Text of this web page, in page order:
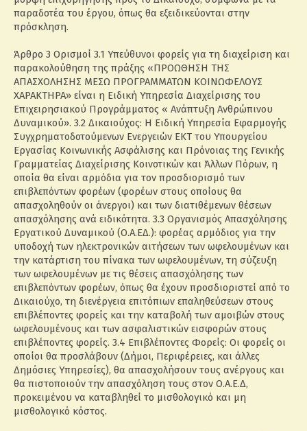
παραδοτέα του έργου, όπως θα εξειδικεύονται στην
πρόσκληση.
Άρθρο 3 Ορισμοί 3.1 Υπεύθυνοι φορείς για τη διαχείριση και
παρακολούθηση της πράξης «ΠΡΟΩΘΗΣΗ ΤΗΣ
ΑΠΑΣΧΟΛΗΣΗΣ ΜΕΣΩ ΠΡΟΓΡΑΜΜΑΤΩΝ ΚΟΙΝΩΦΕΛΟΥΣ
ΧΑΡΑΚΤΗΡΑ» είναι η Ειδική Υπηρεσία Διαχείρισης του
Επιχειρησιακού Προγράμματος « Ανάπτυξη Ανθρώπινου
Δυναμικού». 3.2 Δικαιούχος: Η Ειδική Υπηρεσία Εφαρμογής
Συγχρηματοδοτούμενων Ενεργειών ΕΚΤ του Υπουργείου
Εργασίας Κοινωνικής Ασφάλισης και Πρόνοιας της Γενικής
Γραμματείας Διαχείρισης Κοινοτικών και Άλλων Πόρων, η
οποία θα είναι αρμόδια για τον προσδιορισμό των
επιβλεπόντων φορέων (φορέων στους οποίους θα
απασχοληθούν οι άνεργοι) και των διατιθέμενων θέσεων
απασχόλησης ανά ειδικότητα. 3.3 Οργανισμός Απασχόλησης
Εργατικού Δυναμικού (Ο.Α.ΕΔ.): φορέας αρμόδιος για την
υποδοχή των ηλεκτρονικών αιτήσεων των ωφελουμένων και
την κατάρτιση του πίνακα των ωφελουμένων, τη σύζευξη
των ωφελουμένων με τις θέσεις απασχόλησης των
επιβλεπόντων φορέων, όπως θα έχουν προσδιοριστεί από το
Δικαιούχο, τη διενέργεια επιτόπιων επαληθεύσεων στους
επιβλέποντες φορείς και την καταβολή των αμοιβών στους
ωφελουμένους και των ασφαλιστικών εισφορών στους
επιβλέποντες φορείς. 3.4 Επιβλέποντες Φορείς: Οι φορείς οι
οποίοι θα προσλάβουν (Δήμοι, Περιφέρειες, και άλλες
Δημόσιες Υπηρεσίες), θα απασχολήσουν τους ανέργους και
θα πιστοποιούν την απασχόληση τους στον Ο.Α.Ε.Δ,
προκειμένου να καταβληθεί το μισθολογικό και μη
μισθολογικό κόστος.